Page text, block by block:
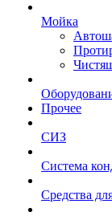
Мойка
Прочее
СИЗ
Система
Средства